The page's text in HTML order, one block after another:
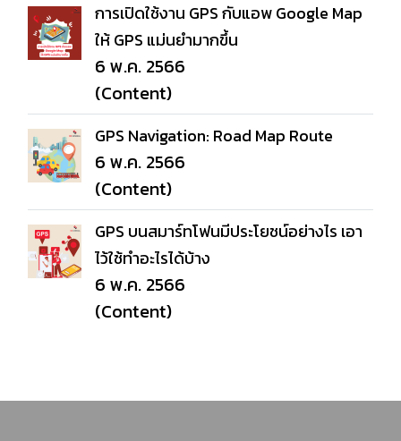
การเปิดใช้งาน GPS กับแอพ Google Map
ให้ GPS แม่นยำมากขึ้น
6 พ.ค. 2566
(Content)
GPS Navigation: Road Map Route
6 พ.ค. 2566
(Content)
GPS บนสมาร์ทโฟนมีประโยชน์อย่างไร เอา
ไว้ใช้ทำอะไรได้บ้าง
6 พ.ค. 2566
(Content)